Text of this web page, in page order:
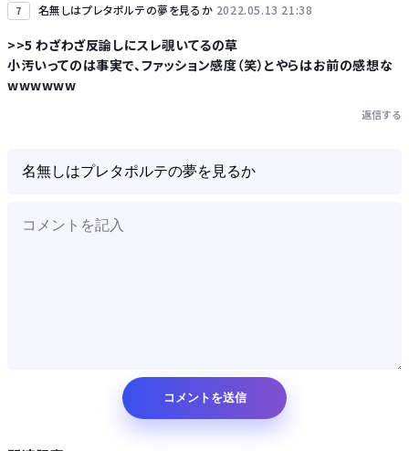
7 名無しはプレタポルテの夢を見るか 2022.05.13 21:38
>>5 わざわざ反論しにスレ覗いてるの草
小汚いってのは事実で、ファッション感度（笑）とやらはお前の感想な
wwwwww
返信する